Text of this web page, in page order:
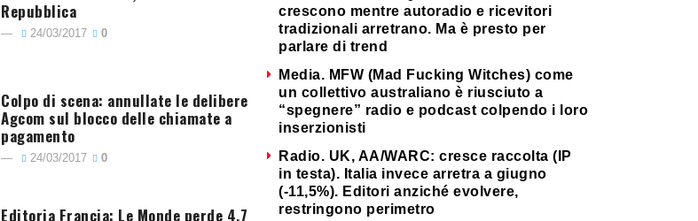
Repubblica
24/03/2017 0
Colpo di scena: annullate le delibere
Agcom sul blocco delle chiamate a
pagamento
24/03/2017 0
Editoria Francia: Le Monde perde 4,7
crescono mentre autoradio e ricevitori
tradizionali arretrano. Ma è presto per
parlare di trend
Media. MFW (Mad Fucking Witches) come
un collettivo australiano è riusciuto a
“spegnere” radio e podcast colpendo i loro
inserzionisti
Radio. UK, AA/WARC: cresce raccolta (IP
in testa). Italia invece arretra a giugno
(-11,5%). Editori anziché evolvere,
restringono perimetro